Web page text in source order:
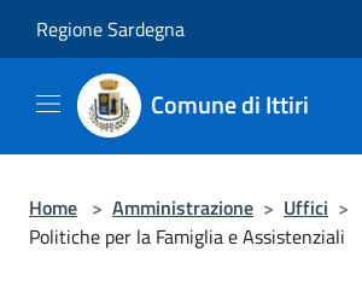
Regione Sardegna
Comune di Ittiri
Home > Amministrazione > Uffici >
Politiche per la Famiglia e Assistenziali